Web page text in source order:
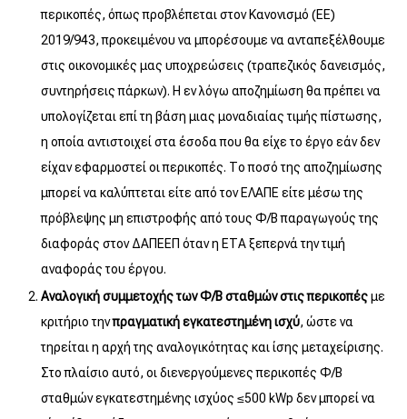
περικοπές, όπως προβλέπεται στον Κανονισμό (ΕΕ)
2019/943, προκειμένου να μπορέσουμε να ανταπεξέλθουμε
στις οικονομικές μας υποχρεώσεις (τραπεζικός δανεισμός,
συντηρήσεις πάρκων). Η εν λόγω αποζημίωση θα πρέπει να
υπολογίζεται επί τη βάση μιας μοναδιαίας τιμής πίστωσης,
η οποία αντιστοιχεί στα έσοδα που θα είχε το έργο εάν δεν
είχαν εφαρμοστεί οι περικοπές. Το ποσό της αποζημίωσης
μπορεί να καλύπτεται είτε από τον ΕΛΑΠΕ είτε μέσω της
πρόβλεψης μη επιστροφής από τους Φ/Β παραγωγούς της
διαφοράς στον ΔΑΠΕΕΠ όταν η ΕΤΑ ξεπερνά την τιμή
αναφοράς του έργου.
Αναλογική συμμετοχής των Φ/Β σταθμών στις περικοπέςμε
κριτήριο τηνπραγματική εγκατεστημένη ισχύ, ώστε να
τηρείται η αρχή της αναλογικότητας και ίσης μεταχείρισης.
Στο πλαίσιο αυτό, οι διενεργούμενες περικοπές Φ/Β
σταθμών εγκατεστημένης ισχύος ≤500 kWp δεν μπορεί να